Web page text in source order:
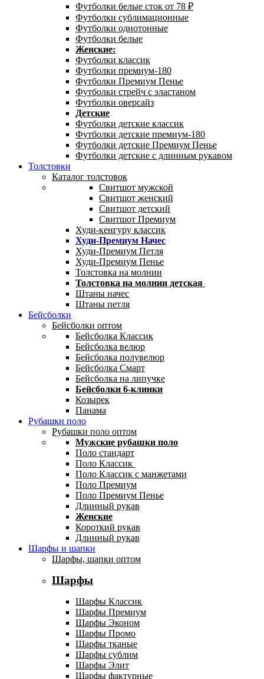
Футболки белые сток от 78 ₽
Футболки сублимационные
Футболки однотонные
Футболки белые
Женские:
Футболки классик
Футболки премиум-180
Футболки Премиум Пенье
Футболки стрейч с эластаном
Футболки оверсайз
Детские
Футболки детские классик
Футболки детские премиум-180
Футболки детские Премиум Пенье
Футболки детские с длинным рукавом
Толстовки
Каталог толстовок
Свитшот мужской
Свитшот женский
Свитшот детский
Свитшот Премиум
Худи-кенгуру классик
Худи-Премиум Начес
Худи-Премиум Петля
Худи-Премиум Пенье
Толстовка на молнии
Толстовка на молнии детская
Штаны начес
Штаны петля
Бейсболки
Бейсболки оптом
Бейсболка Классик
Бейсболка велюр
Бейсболка полувелюр
Бейсболка Смарт
Бейсболка на липучке
Бейсболки 6-клинки
Козырек
Панама
Рубашки поло
Рубашки поло оптом
Мужские рубашки поло
Поло стандарт
Поло Классик
Поло Классик с манжетами
Поло Премиум
Поло Премиум Пенье
Длинный рукав
Женские
Короткий рукав
Длинный рукав
Шарфы и шапки
Шарфы, шапки оптом
Шарфы
Шарфы Классик
Шарфы Премиум
Шарфы Эконом
Шарфы Промо
Шарфы тканые
Шарфы сублим
Шарфы Элит
Шарфы фактурные